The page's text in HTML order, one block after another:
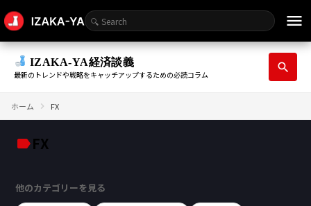
menu
IZAKA-YA経済談義
最新のトレンドや戦略をキャッチアップするための必読コラム
search
ホーム FX
labelFX
他のカテゴリーを見る